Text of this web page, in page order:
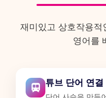
재미있고 상호작용적
영어를
튜브 단어 연결